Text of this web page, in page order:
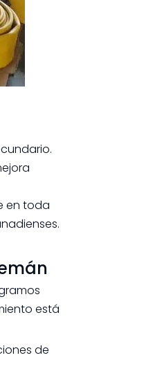
en toda
está
de